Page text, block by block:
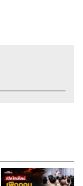
ากร
รรัตน์
ย์โชค